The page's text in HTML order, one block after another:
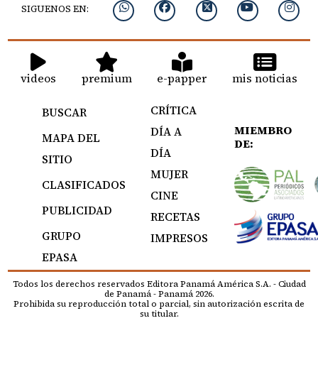
SIGUENOS EN:
videos premium e-papper mis noticias
BUSCAR
MAPA DEL
SITIO
CLASIFICADOS
PUBLICIDAD
GRUPO
EPASA
CRÍTICA
DÍA A
DÍA
MUJER
CINE
RECETAS
IMPRESOS
MIEMBRO
DE:
Todos los derechos reservados Editora Panamá América S.A. - Ciudad
de Panamá - Panamá 2026.
Prohibida su reproducción total o parcial, sin autorización escrita de
su titular.